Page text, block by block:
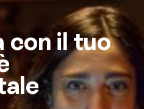
cosa cambiare
di ascolto e
avrai modo di
significati
di affrontare la vita
rinnovate.
con il tuo